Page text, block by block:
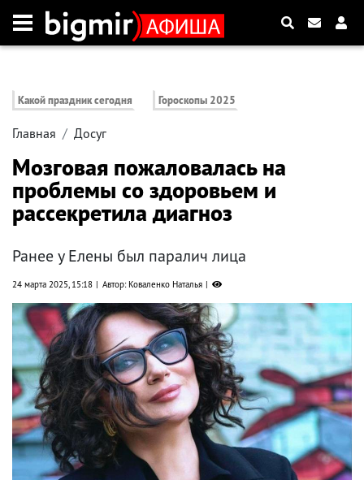
Какой праздник сегодня Гороскопы 2025
Главная Досуг
Мозговая пожаловалась на
проблемы со здоровьем и
рассекретила диагноз
Ранее у Елены был паралич лица
24 марта 2025, 15:18 Автор: Коваленко Наталья